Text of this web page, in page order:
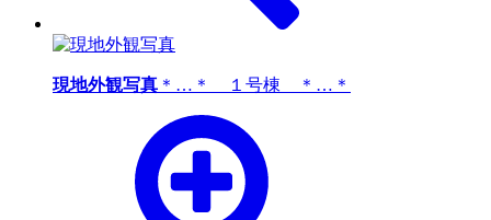
現地外観写真 ＊…＊ １号棟 ＊…＊